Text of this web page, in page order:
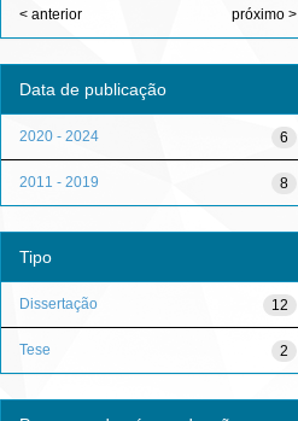
< anterior próximo >
Data de publicação
6
2020 - 2024
8
2011 - 2019
Tipo
12
Dissertação
2
Tese